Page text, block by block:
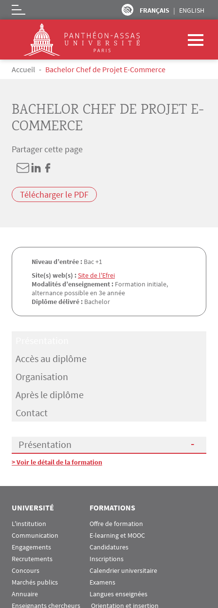
Aller au contenu principal
FRANÇAIS ENGLISH
Logo
Fil d'Ariane
Accueil Bachelor Chef de Projet E-Commerce
BACHELOR CHEF DE PROJET E-
COMMERCE
Partager cette page
Télécharger le PDF
Niveau d’entrée : Bac +1
Site(s) web(s) :Site de l'Efrei
Modalités d’enseignement : Formation initiale,
alternance possible en 3e année
Diplôme délivré : Bachelor
Accès au diplôme
Organisation
Après le diplôme
Contact
Présentation
Présentation
> Voir le détail de la formation
UNIVERSITÉ
L'institution
Communication
Engagements
Recrutements
Concours
Marchés publics
Annuaire
Enseignants chercheurs
FORMATIONS
Offre de formation
E-learning et MOOC
Candidatures
Inscriptions
Calendrier universitaire
Examens
Langues enseignées
Orientation et insertion